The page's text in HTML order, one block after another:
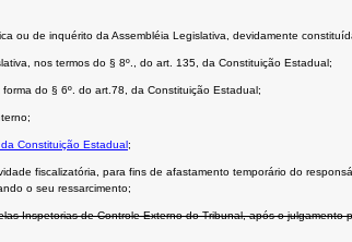
ou de inquérito da Assembléia Legislativa, devidamente
nos termos do § 8º., do art. 135, da Constituição Estadual;
do § 6º. do art.78, da Constituição Estadual;
Constituição Estadual ;
fiscalizatória, para fins de afastamento temporário do
o seu ressarcimento;
Inspetorias de Controle Externo do Tribunal, após o